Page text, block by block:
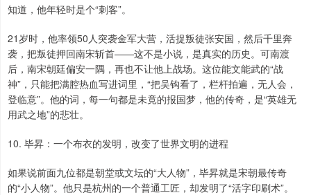
知道，他年轻时是个“刺客”。
21岁时，他率领50人突袭金军大营，活捉叛徒张安国，然后千里奔
袭，把叛徒押回南宋斩首——这不是小说，是真实的历史。可南渡
后，南宋朝廷偏安一隅，再也不让他上战场。这位能文能武的“战
神”，只能把满腔热血写进词里，“把吴钩看了，栏杆拍遍，无人会，
登临意”。他的词，每一句都是未竟的报国梦，他的传奇，是“英雄无
用武之地”的悲壮。
10. 毕昇：一个布衣的发明，改变了世界文明的进程
如果说前面九位都是朝堂或文坛的“大人物”，毕昇就是宋朝最传奇
的“小人物”。他只是杭州的一个普通工匠，却发明了“活字印刷术”。